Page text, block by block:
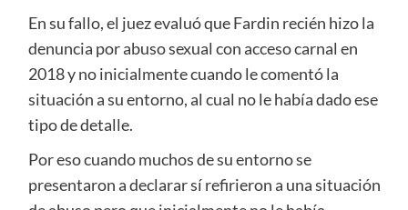
En su fallo, el juez evaluó que Fardin recién hizo la
denuncia por abuso sexual con acceso carnal en
2018 y no inicialmente cuando le comentó la
situación a su entorno, al cual no le había dado ese
tipo de detalle.
Por eso cuando muchos de su entorno se
presentaron a declarar sí refirieron a una situación